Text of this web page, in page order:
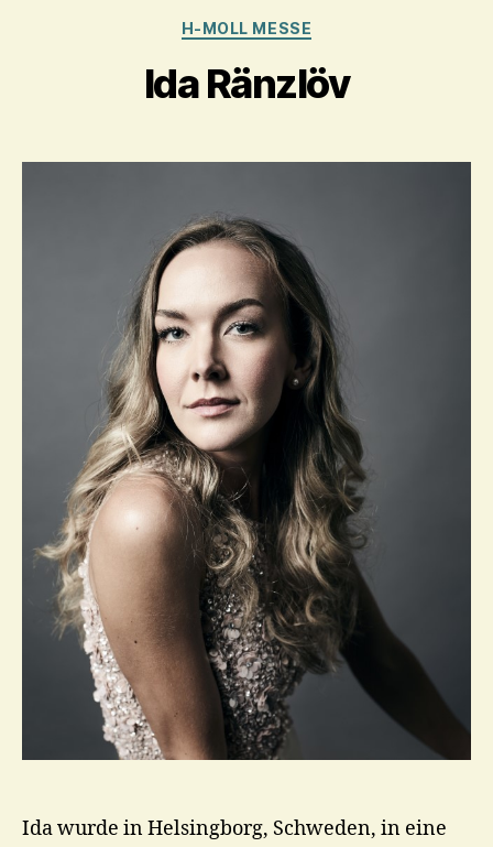
Kategorien
H-MOLL MESSE
Ida Ränzlöv
Ida wurde in Helsingborg, Schweden, in eine